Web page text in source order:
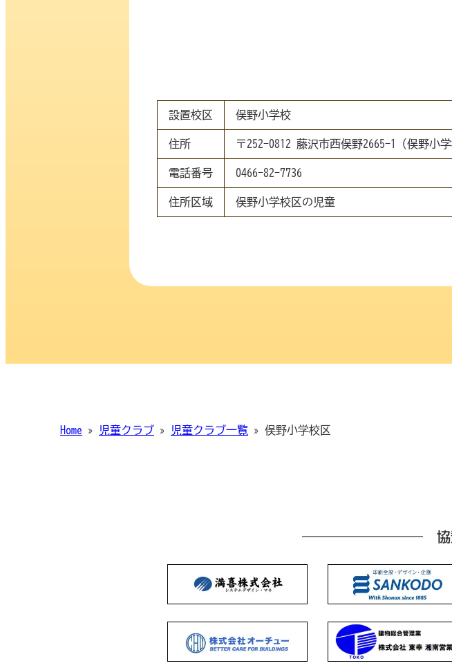
設置校区 俣野小学校
住所 〒252-0812 藤沢市西俣野2665-1（俣野小学
電話番号 0466-82-7736
住所区域 俣野小学校区の児童
Home » 児童クラブ » 児童クラブ一覧 » 俣野小学校区